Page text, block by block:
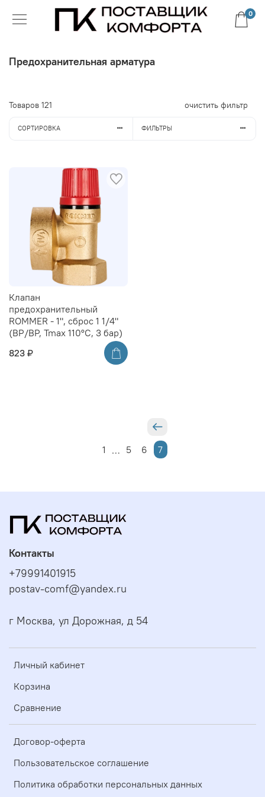
0
Предохранительная арматура
Товаров 121 очистить фильтр
СОРТИРОВКА ФИЛЬТРЫ
Клапан
предохранительный
ROMMER - 1", сброс 1 1/4"
(ВР/ВР, Tmax 110°C, 3 бар)
823 ₽
1 … 5 6 7
Личный кабинет
Корзина
Сравнение
Договор-оферта
Пользовательское соглашение
Политика обработки персональных данных
Контакты
+79991401915
postav-comf@yandex.ru
г Москва, ул Дорожная, д 54